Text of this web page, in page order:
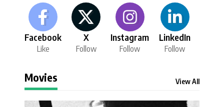
Facebook
Like
X
Follow
Instagram
Follow
LinkedIn
Follow
Movies View All